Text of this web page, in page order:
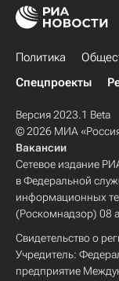
Политика
Спецпроекты
Версия 2023.1 Beta
© 2026 МИА
Вакансии
Сетевое издание
в Федеральной
информационных
(Роскомнадзор) 08
Свидетельство о
Учредитель:
предприятие